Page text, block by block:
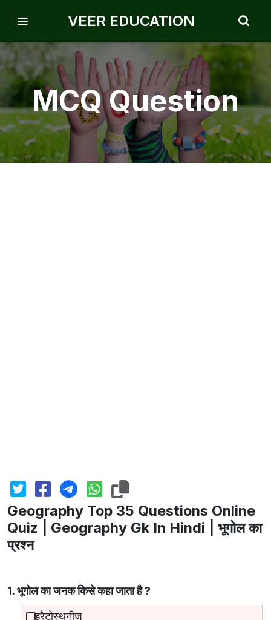
VEER EDUCATION
MCQ Question
Geography Top 35 Questions Online
Quiz | Geography Gk In Hindi | भूगोल का
प्रश्न
1. भूगोल का जनक किसे कहा जाता है ?
इरैटोस्थनीज